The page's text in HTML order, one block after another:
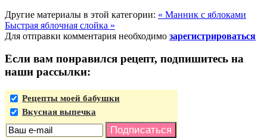
Другие материалы в этой категории: « Манник с яблоками
Быстрая яблочная слойка »
Для отправки комментария необходимо зарегистрироваться
Если вам понравился рецепт, подпишитесь на
наши рассылки:
Рецепты моей бабушки
Вкусная выпечка